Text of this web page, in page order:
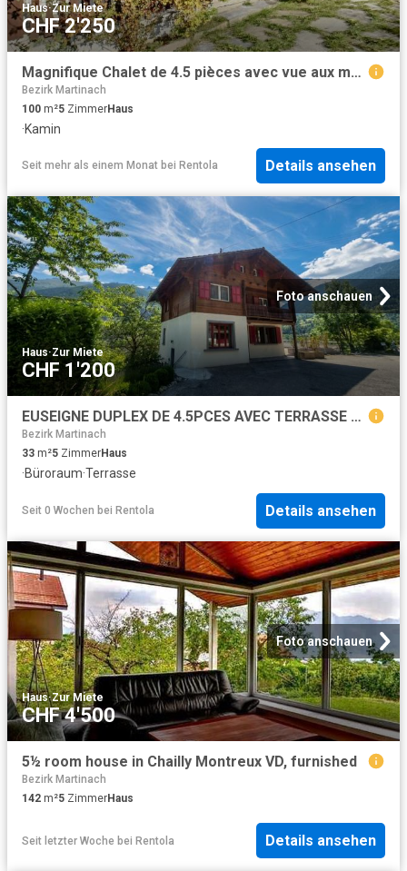
Haus·Zur Miete
CHF 2'250
Magnifique Chalet de 4.5 pièces avec vue aux montagnes.
Bezirk Martinach
100 m²5 ZimmerHaus
·Kamin
Seit mehr als einem Monat bei Rentola Details ansehen
Foto anschauen
Haus·Zur Miete
CHF 1'200
EUSEIGNE DUPLEX DE 4.5PCES AVEC TERRASSE ET MAGNIFIQUE VUE
Bezirk Martinach
33 m²5 ZimmerHaus
·Büroraum·Terrasse
Seit 0 Wochen bei Rentola Details ansehen
Foto anschauen
Haus·Zur Miete
CHF 4'500
5½ room house in Chailly Montreux VD, furnished
Bezirk Martinach
142 m²5 ZimmerHaus
Seit letzter Woche bei Rentola Details ansehen